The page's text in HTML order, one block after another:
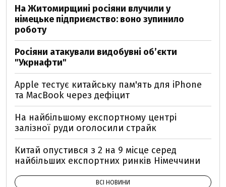
На Житомирщині росіяни влучили у
німецьке підприємство: воно зупинило
роботу
Росіяни атакували видобувні обʼєкти
"Укрнафти"
Apple тестує китайську пам'ять для iPhone
та MacBook через дефіцит
На найбільшому експортному центрі
залізної руди оголосили страйк
Китай опустився з 2 на 9 місце серед
найбільших експортних ринків Німеччини
ВСІ НОВИНИ